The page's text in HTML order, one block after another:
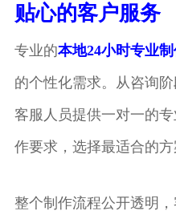
贴心的客户服务
专业的本地24小时专业
的个性化需求。从咨询
客服人员提供一对一的
作要求，选择最适合的方
整个制作流程公开透明